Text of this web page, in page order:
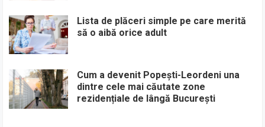
Lista de plăceri simple pe care merită
să o aibă orice adult
Cum a devenit Popești-Leordeni una
dintre cele mai căutate zone
rezidențiale de lângă București